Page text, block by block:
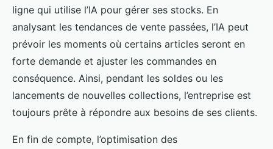
ligne qui utilise l’IA pour gérer ses stocks. En
analysant les tendances de vente passées, l’IA peut
prévoir les moments où certains articles seront en
forte demande et ajuster les commandes en
conséquence. Ainsi, pendant les soldes ou les
lancements de nouvelles collections, l’entreprise est
toujours prête à répondre aux besoins de ses clients.
En fin de compte, l’optimisation des